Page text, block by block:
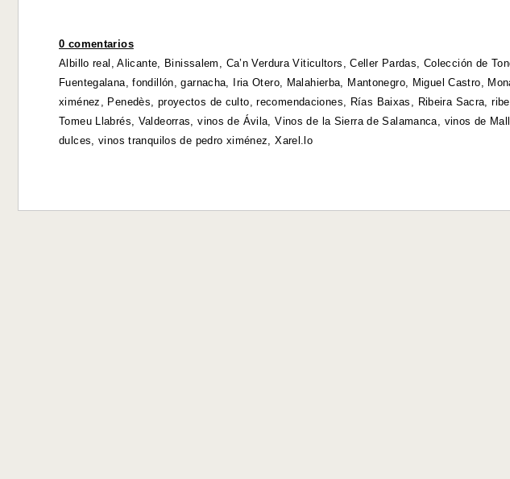
A
p
p
o
o
k
n
n
k
0 comentarios
Albillo real ,Alicante Binissalem Ca’n Verdura Viticultors ,Celler Pardas Colección de
Fuentegalana ,fondillón ,garnacha Iria Otero, Malahierba Mantonegro, Miguel Castro
ximénez
Penedès proyectos de culto ,recomendaciones Rías Baixas Ribeira Sacra ,
Tomeu Llabrés
Valdeorras ,vinos de Ávila ,Vinos de la Sierra de Salamanca vinos de
dulces
vinos tranquilos de pedro ximénez ,Xarel.lo